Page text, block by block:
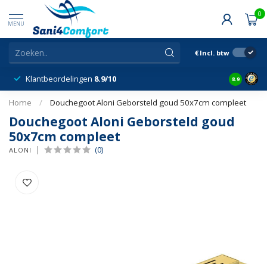
MENU
0
€ Incl. btw
Klantbeordelingen 8.9/10 8.9
Home / Douchegoot Aloni Geborsteld goud 50x7cm compleet
Douchegoot Aloni Geborsteld goud
50x7cm compleet
ALONI (0)